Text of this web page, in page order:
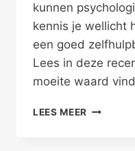
kunnen
kennis je wellicht
een goed
Lees in deze
moeite waard
LEES MEER